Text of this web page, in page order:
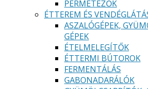
PERMETEZŐK
ÉTTEREM ÉS
ASZALÓGÉPEK,
GÉPEK
ÉTELMELEGÍTŐK
ÉTTERMI BÚTOROK
FERMENTÁLÁS
GABONADARÁLÓK